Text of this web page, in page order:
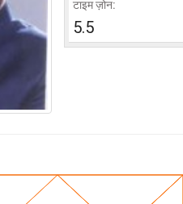
टाइम ज़ोन:
5.5